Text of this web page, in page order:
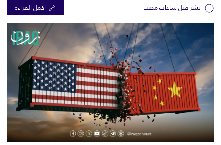
نشر قبل ساعات مضت اكمل القراءة